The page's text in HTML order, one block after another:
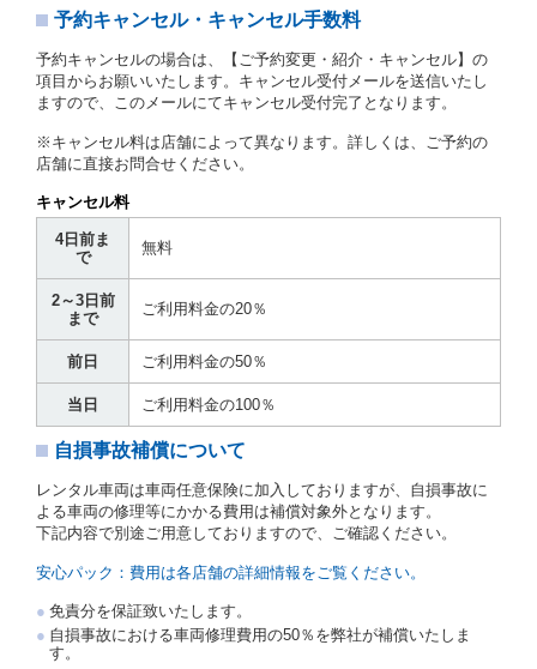
第３章／貸 渡 し
第７条（貸渡契約の締結）
借受人は第２条第１項に定める借受条件を明示し、当
貸渡契約を締結するものとします。ただし、貸し渡す
ことができるレンタカーがない場合又は借受人若しく
は運転者が第８条第１項若しくは第２項各号のいずれ
かに該当する場合を除きます。
貸渡契約を締結した場合、借受人は当社に第１0条第
１項に定める貸渡料金を支払うものとします。
運転者の義務と定められた事項を遵守するものとしま
す。
当社は、監督官庁の基本通達（注１）に基づき、貸渡
運転者の氏名、住所、運転免許の種類及び運転免許証
写しを添付するため、貸渡契約の締結にあたり、借受
人に対し、借受人の指定する運転者（以下「運転者」
といいます。）の運転免許証の提示を求めるほか、そ
の写しの提出を求めることがあります。この場合、借
受人は、自己が運転者であるときは自己の運転免許証
の運転免許証を提示するものとします。
交通局長通達「レンタカーに関する基本通達」（自
旅第138号 平成7年6月13日）の２．(10)及び(11)の
予約キャンセル・キャンセル手数料
予約キャンセルの場合は、【ご予約変更・紹介・キャンセル】の
項目からお願いいたします。キャンセル受付メールを送信いたし
ますので、このメールにてキャンセル受付完了となります。
※キャンセル料は店舗によって異なります。詳しくは、ご予約の
店舗に直接お問合せください。
キャンセル料
4日前ま
で
無料
2～3日前
まで
ご利用料金の20％
前日 ご利用料金の50％
当日 ご利用料金の100％
自損事故補償について
レンタル車両は車両任意保険に加入しておりますが、自損事故に
よる車両の修理等にかかる費用は補償対象外となります。
下記内容で別途ご用意しておりますので、ご確認ください。
安心パック：費用は各店舗の詳細情報をご覧ください。
免責分を保証致いたします。
自損事故における車両修理費用の50％を弊社が補償いたしま
す。